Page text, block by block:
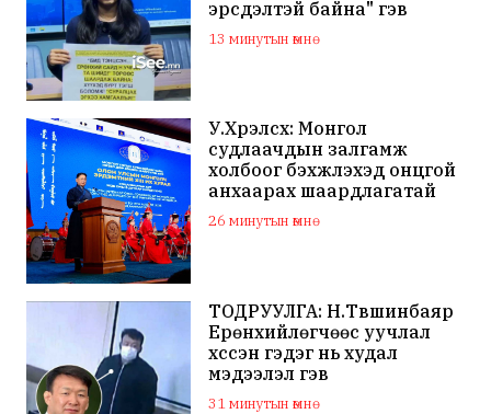
эрсдэлтэй байна" гэв
13 минутын өмнө
У.Хүрэлсүх: Монгол
судлаачдын залгамж
холбоог бэхжүүлэхэд онцгой
анхаарах шаардлагатай
26 минутын өмнө
ТОДРУУЛГА: Н.Түвшинбаяр
Ерөнхийлөгчөөс уучлал
хүссэн гэдэг нь худал
мэдээлэл гэв
31 минутын өмнө